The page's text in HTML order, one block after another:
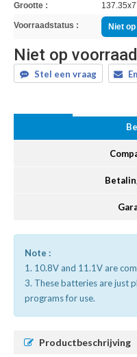
Grootte :
Voorraadstatus : Niet
Niet op voorraad
Stel een vraag
Note :
1. 10.8V and 11.1V are
3. These batteries are just
programs for use.
Productbeschrijving